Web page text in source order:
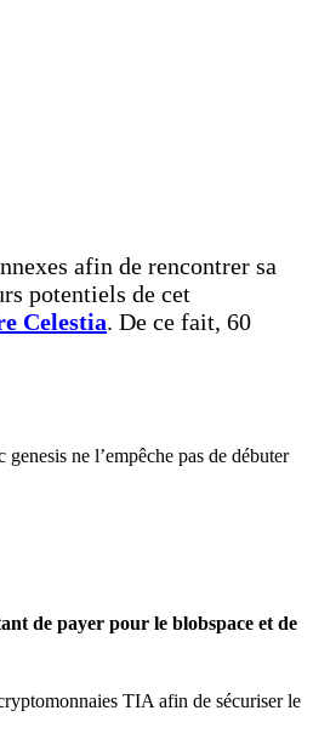
afin de rencontrer sa
potentiels de cet
Celestia. De ce fait, 60
ne l’empêche pas de débuter
de payer pour le blobspace et de
TIA afin de sécuriser le